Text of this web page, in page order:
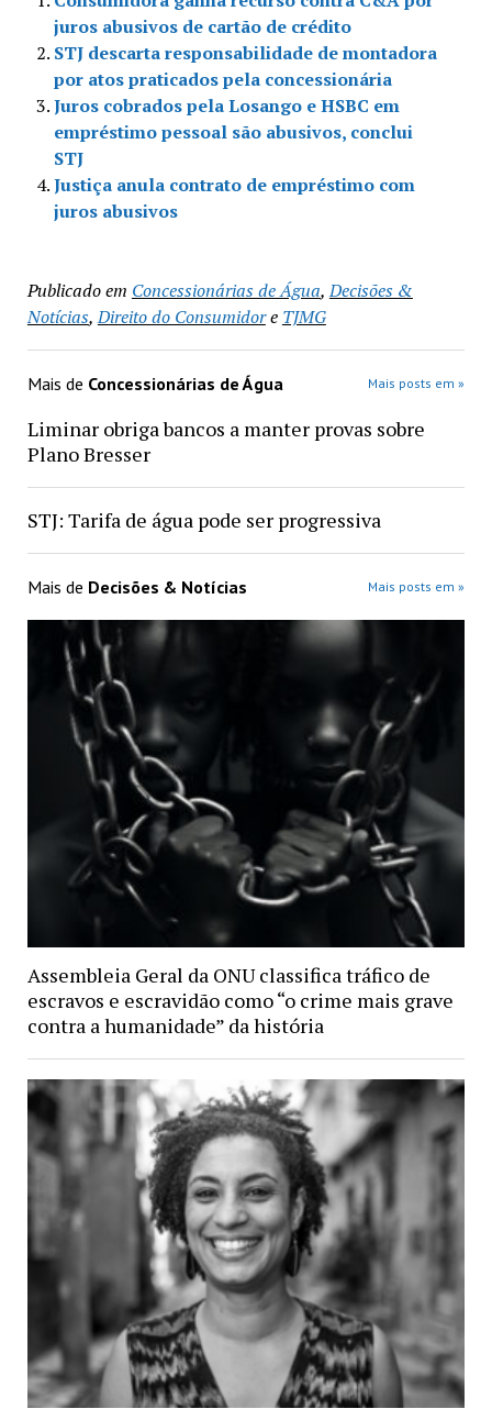
juros abusivos de cartão de crédito
STJ descarta responsabilidade de montadora
por atos praticados pela concessionária
Juros cobrados pela Losango e HSBC em
empréstimo pessoal são abusivos, conclui
STJ
Justiça anula contrato de empréstimo com
juros abusivos
Publicado em Concessionárias de Água,Decisões &
Notícias,Direito do Consumidore TJMG
Mais de Concessionárias de Água Mais posts em »
Liminar obriga bancos a manter provas sobre
Plano Bresser
STJ: Tarifa de água pode ser progressiva
Mais de Decisões & Notícias Mais posts em »
Assembleia Geral da ONU classifica tráfico de
escravos e escravidão como “o crime mais grave
contra a humanidade” da história